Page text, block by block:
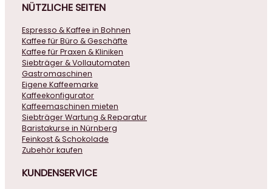
NÜTZLICHE SEITEN
Espresso & Kaffee in Bohnen
Kaffee für Büro & Geschäfte
Kaffee für Praxen & Kliniken
Siebträger & Vollautomaten
Gastromaschinen
Eigene Kaffeemarke
Kaffeekonfigurator
Kaffeemaschinen mieten
Siebträger Wartung & Reparatur
Baristakurse in Nürnberg
Feinkost & Schokolade
Zubehör kaufen
KUNDENSERVICE